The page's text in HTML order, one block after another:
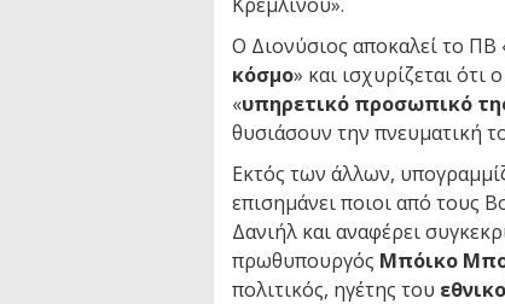
Ο Διονύσιος αποκαλεί το ΠΒ
κόσμο» και ισχυρίζεται
«υπηρετικό προσωπικό
θυσιάσουν την πνευματική
Εκτός των άλλων,
επισημάνει ποιοι από τους
Δανιήλ και αναφέρει
πρωθυπουργός Μπόικο
πολιτικός, ηγέτης του